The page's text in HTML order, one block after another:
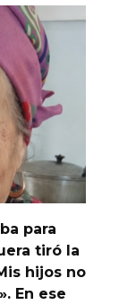
para
tiró la
hijos no
En ese